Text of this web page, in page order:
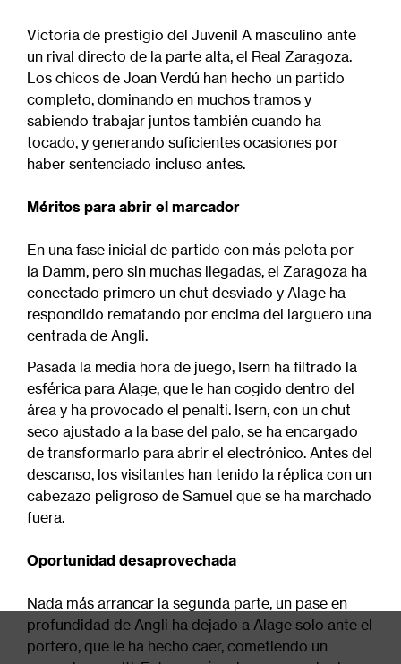
Victoria de prestigio del Juvenil A masculino ante
un rival directo de la parte alta, el Real Zaragoza.
Los chicos de Joan Verdú han hecho un partido
completo, dominando en muchos tramos y
sabiendo trabajar juntos también cuando ha
tocado, y generando suficientes ocasiones por
haber sentenciado incluso antes.
Méritos para abrir el marcador
En una fase inicial de partido con más pelota por
la Damm, pero sin muchas llegadas, el Zaragoza ha
conectado primero un chut desviado y Alage ha
respondido rematando por encima del larguero una
centrada de Angli.
Pasada la media hora de juego, Isern ha filtrado la
esférica para Alage, que le han cogido dentro del
área y ha provocado el penalti. Isern, con un chut
seco ajustado a la base del palo, se ha encargado
de transformarlo para abrir el electrónico. Antes del
descanso, los visitantes han tenido la réplica con un
cabezazo peligroso de Samuel que se ha marchado
fuera.
Oportunidad desaprovechada
Nada más arrancar la segunda parte, un pase en
profundidad de Angli ha dejado a Alage solo ante el
portero, que le ha hecho caer, cometiendo un